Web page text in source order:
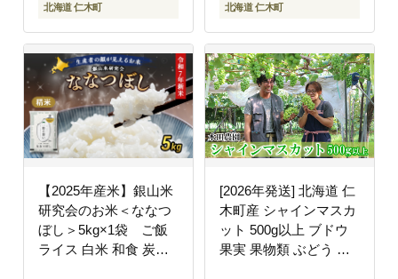
北海道 仁木町 北海道 仁木町
【2025年産米】銀山米
研究会のお米＜ななつ
ぼし＞5kg×1袋 ご飯
ライス 白米 和食 炭水
[2026年発送] 北海道 仁
木町産 シャインマスカ
ット 500g以上 ブドウ
果実 果物類 ぶどう 果